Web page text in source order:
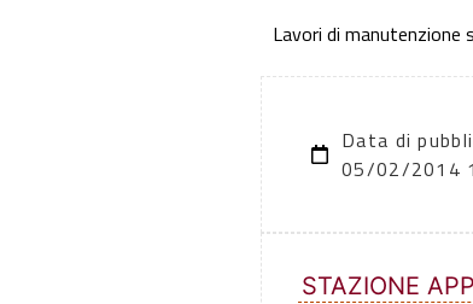
Lavori di manutenzione
Data di
05/02/2014
STAZIONE